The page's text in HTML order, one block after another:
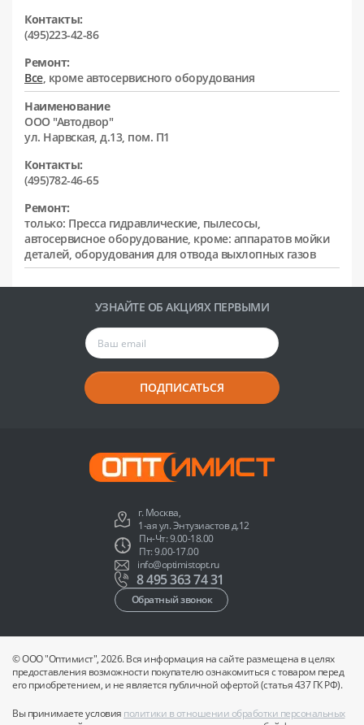
Контакты:
(495)223-42-86
Ремонт:
Все, кроме автосервисного оборудования
Наименование
ООО "Автодвор"
ул. Нарвская, д.13, пом. П1
Контакты:
(495)782-46-65
Ремонт:
только: Пресса гидравлические, пылесосы,
автосервисное оборудование, кроме: аппаратов мойки
деталей, оборудования для отвода выхлопных газов
УЗНАЙТЕ ОБ АКЦИЯХ ПЕРВЫМИ
ПОДПИСАТЬСЯ
г. Москва,
1-ая ул. Энтузиастов д.12
Пн-Чт: 9.00-18.00
Пт: 9.00-17.00
info@optimistopt.ru
8 495 363 74 31
Обратный звонок
© ООО "Оптимист", 2026. Вся информация на сайте размещена в целях
предоставления возможности покупателю ознакомиться с товаром перед
его приобретением, и не является публичной офертой (статья 437 ГК РФ).
Вы принимаете условия политики в отношении обработки персональных